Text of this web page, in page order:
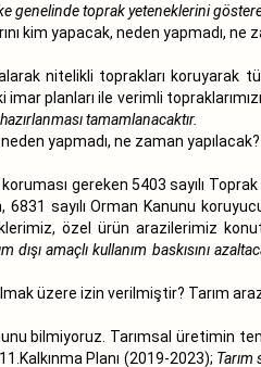
genelinde toprak yeteneklerini
kim yapacak, neden yapmadı, ne
alarak nitelikli toprakları
planları ile verimli
tamamlanacaktır.
yapmadı, ne zaman yapılacak?
gereken 5403 sayılı
6831 sayılı Orman Kanunu
özel ürün arazilerimiz
dışı amaçlı kullanım baskısını
üzere izin verilmiştir? Tarım
bilmiyoruz. Tarımsal üretimin
Planı (2019-2023); Tarım